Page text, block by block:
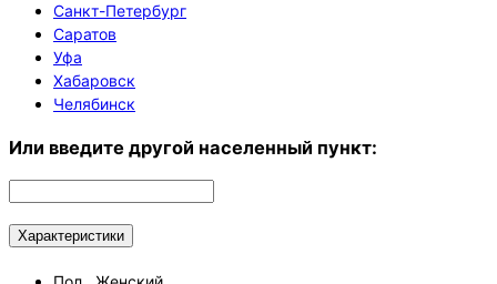
Санкт-Петербург
Саратов
Уфа
Хабаровск
Челябинск
Или введите другой населенный пункт:
Характеристики